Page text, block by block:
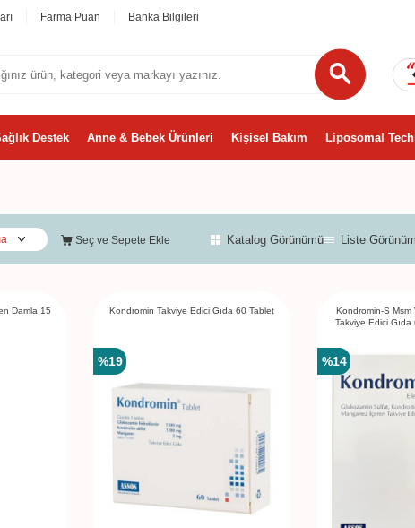
Farma Puan Banka Bilgileri
Destek Anne & Bebek Ürünleri Kişisel Bakım Liposomal
Seç ve Sepete Ekle Katalog Görünümü Liste
Damla 15
Kondromin Takviye Edici Gıda 60 Tablet
%19
Kondromin-S Msm
Takviye Edici
%14